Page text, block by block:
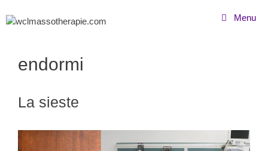
Menu
endormi
La sieste